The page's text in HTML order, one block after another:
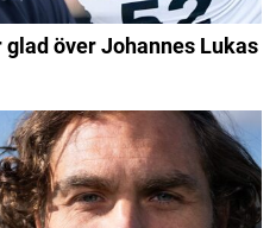
över Johannes Lukas